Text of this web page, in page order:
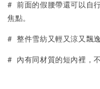
# 前面的假腰帶還可以自
焦點。
# 整件雪紡又輕又涼又飄
# 內有同材質的短內裡，不